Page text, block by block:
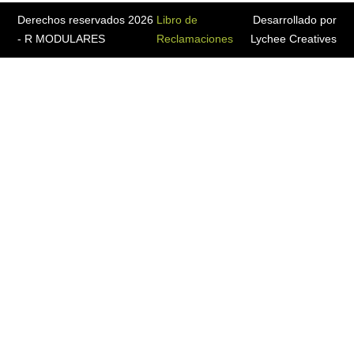
Derechos reservados 2026
- R MODULARES
Libro de
Reclamaciones
Desarrollado por
Lychee Creatives